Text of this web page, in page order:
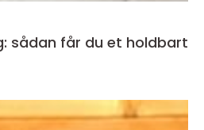
sådan får du et holdbart